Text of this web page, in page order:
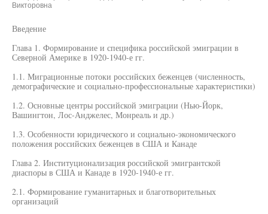
Викторовна
Введение
Глава 1. Формирование и специфика российской эмиграции в
Северной Америке в 1920-1940-е гг.
1.1. Миграционные потоки российских беженцев (численность,
демографические и социально-профессиональные характеристики)
1.2. Основные центры российской эмиграции (Нью-Йорк,
Вашингтон, Лос-Анджелес, Монреаль и др.)
1.3. Особенности юридического и социально-экономического
положения российских беженцев в США и Канаде
Глава 2. Институционализация российской эмигрантской
диаспоры в США и Канаде в 1920-1940-е гг.
2.1. Формирование гуманитарных и благотворительных
организаций